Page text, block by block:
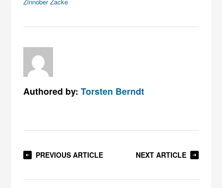
Authored by:Torsten Berndt
PREVIOUS ARTICLE NEXT ARTICLE